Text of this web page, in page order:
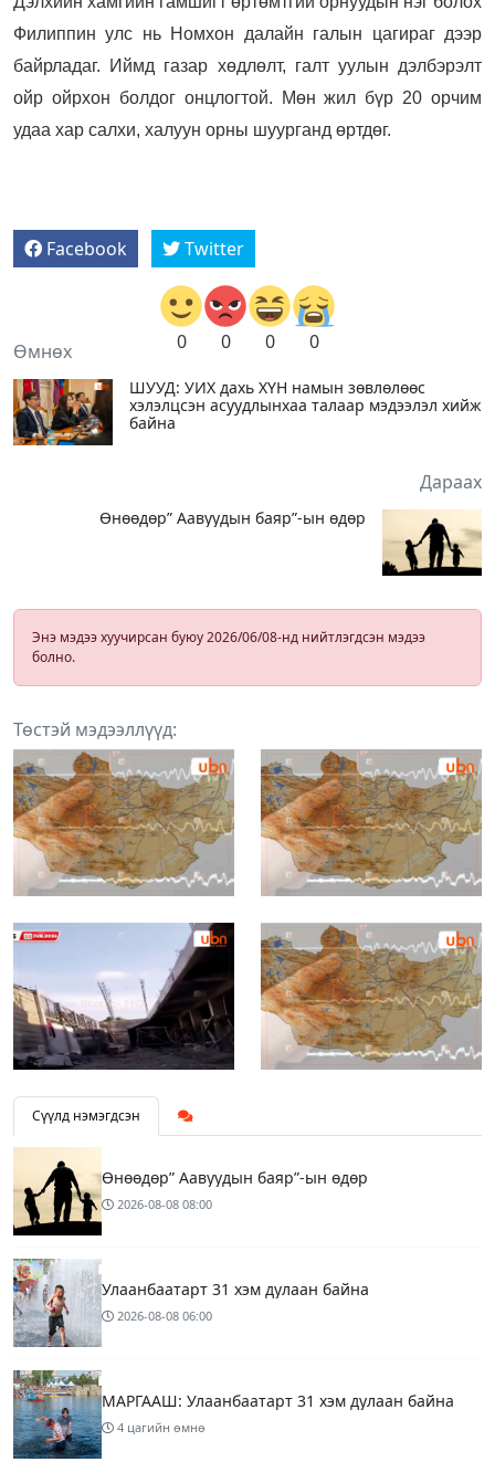
Филиппин улс нь Номхон далайн галын цагираг дээр
байрладаг. Иймд газар хөдлөлт, галт уулын дэлбэрэлт
ойр ойрхон болдог онцлогтой. Мөн жил бүр 20 орчим
удаа хар салхи, халуун орны шуурганд өртдөг.
Facebook Twitter
0 0 0 0
Өмнөх
ШУУД: УИХ дахь ХҮН намын зөвлөлөөс
хэлэлцсэн асуудлынхаа талаар мэдээлэл хийж
байна
Дараах
Өнөөдөр” Аавуудын баяр”-ын өдөр
Энэ мэдээ хуучирсан буюу 2026/06/08-нд нийтлэгдсэн мэдээ
болно.
Төстэй мэдээллүүд:
Сүүлд нэмэгдсэн
Өнөөдөр” Аавуудын баяр”-ын өдөр
2026-08-08 08:00
Улаанбаатарт 31 хэм дулаан байна
2026-08-08 06:00
МАРГААШ: Улаанбаатарт 31 хэм дулаан байна
4 цагийн өмнө